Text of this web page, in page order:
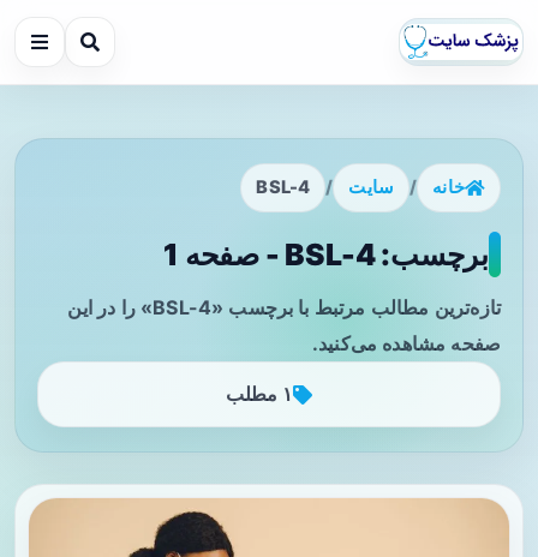
خانه / سایت /
BSL-4
برچسب: BSL-4 - صفحه 1
تازه‌ترین مطالب مرتبط با برچسب «BSL-4» را در این
صفحه مشاهده می‌کنید.
۱ مطلب